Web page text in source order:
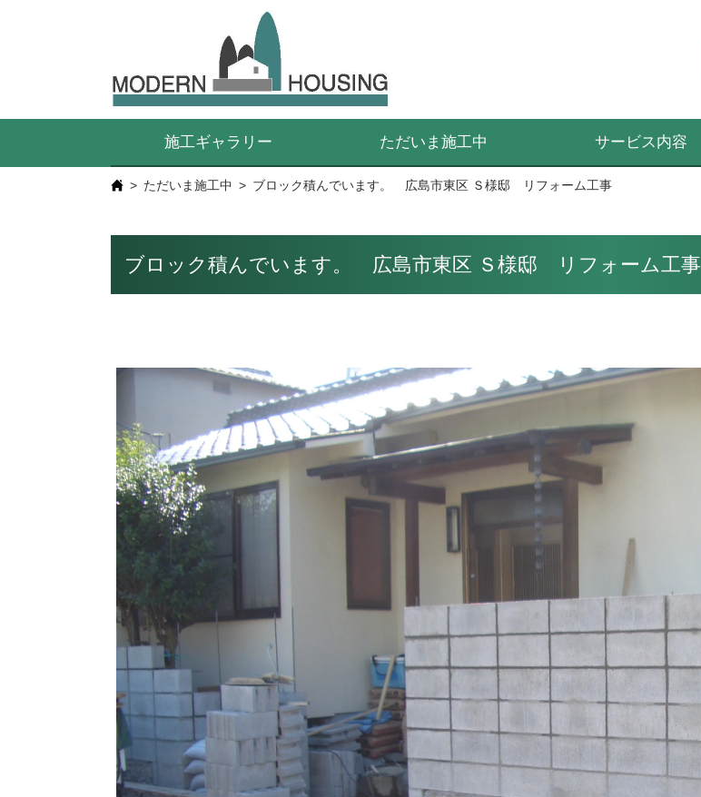
施工ギャラリー ただいま施工中 サービス内容
ただいま施工中 ブロック積んでいます。 広島市東区 Ｓ様邸 リフォーム工事
ブロック積んでいます。 広島市東区 Ｓ様邸 リフォーム工事